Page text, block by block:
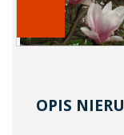
OPIS